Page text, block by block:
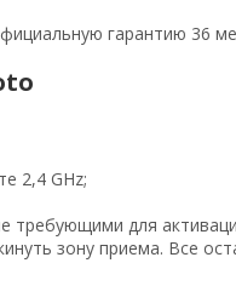
гарантию 36
2,4 GHz;
требующими для
зону приема. Все